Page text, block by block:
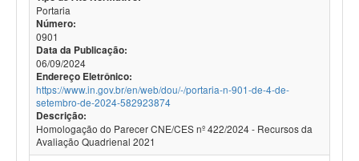
Portaria
Número:
0901
Data da Publicação:
06/09/2024
Endereço Eletrônico:
https://www.in.gov.br/en/web/dou/-/portaria-n-901-de-4-de-
setembro-de-2024-582923874
Descrição:
Homologação do Parecer CNE/CES nº 422/2024 - Recursos da
Avaliação Quadrienal 2021